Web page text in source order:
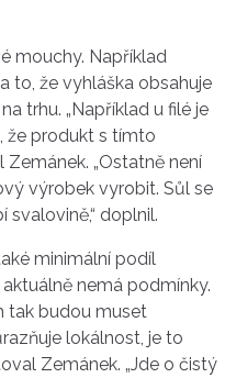
mouchy. Například
to, že vyhláška obsahuje
trhu. „Například u filé je
že produkt s tímto
„Ostatně není
výrobek vyrobit. Sůl se
doplnil.
minimální podíl
nemá podmínky.
tak budou muset
lokálnost, je to
Zemánek. „Jde o čistý